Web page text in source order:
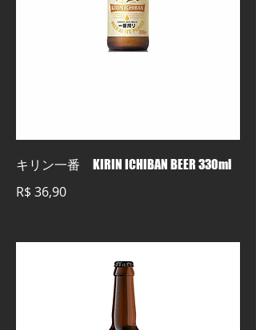
キリン一番 KIRIN ICHIBAN BEER 330ml
R$ 36,90